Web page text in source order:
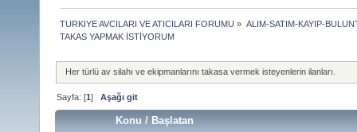
TURKIYE AVCILARI VE ATICILARI FORUMU » ALIM-SATIM-KAYIP-
TAKAS YAPMAK İSTİYORUM
Her türlü av silahı ve ekipmanlarını takasa vermek isteyenlerin ilanları.
Sayfa: [1]Aşağı git
Konu / Başlatan